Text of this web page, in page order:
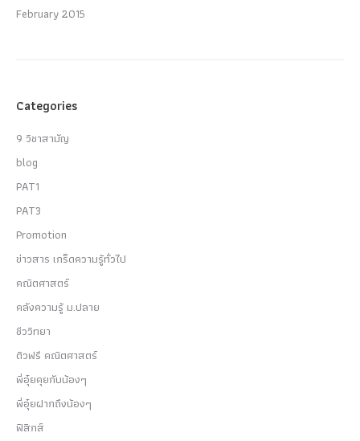
February 2015
Categories
9 วิชาสามัญ
blog
PAT1
PAT3
Promotion
ข่าวสาร เกร็ดความรู้ทั่วไป
คณิตศาสตร์
คลังความรู้ ม.ปลาย
ชีววิทยา
ติวฟรี คณิตศาสตร์
พี่อุ๋ยคุยกับน้องๆ
พี่อุ๋ยฝากถึงน้องๆ
ฟิสิกส์